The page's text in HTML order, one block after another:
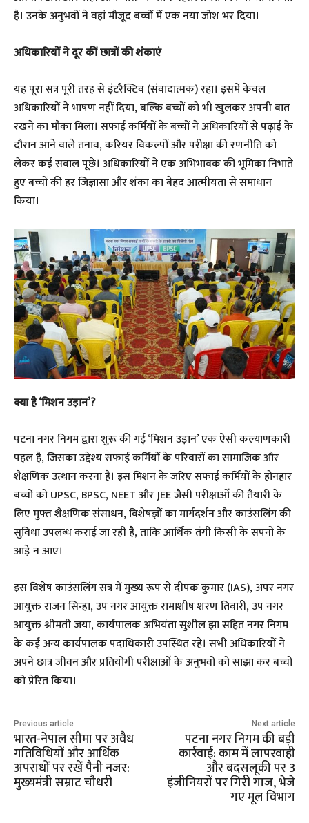
है। उनके अनुभवों ने वहां मौजूद बच्चों में एक नया जोश भर दिया।
अधिकारियों ने दूर कीं छात्रों की शंकाएं
यह पूरा सत्र पूरी तरह से इंटरैक्टिव (संवादात्मक) रहा। इसमें केवल
अधिकारियों ने भाषण नहीं दिया, बल्कि बच्चों को भी खुलकर अपनी बात
रखने का मौका मिला। सफाई कर्मियों के बच्चों ने अधिकारियों से पढ़ाई के
दौरान आने वाले तनाव, करियर विकल्पों और परीक्षा की रणनीति को
लेकर कई सवाल पूछे। अधिकारियों ने एक अभिभावक की भूमिका निभाते
हुए बच्चों की हर जिज्ञासा और शंका का बेहद आत्मीयता से समाधान
किया।
क्या है ‘मिशन उड़ान’?
पटना नगर निगम द्वारा शुरू की गई ‘मिशन उड़ान’ एक ऐसी कल्याणकारी
पहल है, जिसका उद्देश्य सफाई कर्मियों के परिवारों का सामाजिक और
शैक्षणिक उत्थान करना है। इस मिशन के जरिए सफाई कर्मियों के होनहार
बच्चों को UPSC, BPSC, NEET और JEE जैसी परीक्षाओं की तैयारी के
लिए मुफ्त शैक्षणिक संसाधन, विशेषज्ञों का मार्गदर्शन और काउंसलिंग की
सुविधा उपलब्ध कराई जा रही है, ताकि आर्थिक तंगी किसी के सपनों के
आड़े न आए।
इस विशेष काउंसलिंग सत्र में मुख्य रूप से दीपक कुमार (IAS), अपर नगर
आयुक्त राजन सिन्हा, उप नगर आयुक्त रामाशीष शरण तिवारी, उप नगर
आयुक्त श्रीमती जया, कार्यपालक अभियंता सुशील झा सहित नगर निगम
के कई अन्य कार्यपालक पदाधिकारी उपस्थित रहे। सभी अधिकारियों ने
अपने छात्र जीवन और प्रतियोगी परीक्षाओं के अनुभवों को साझा कर बच्चों
को प्रेरित किया।
Previous article
भारत-नेपाल सीमा पर अवैध
गतिविधियों और आर्थिक
अपराधों पर रखें पैनी नजर:
मुख्यमंत्री सम्राट चौधरी
Next article
पटना नगर निगम की बड़ी
कार्रवाई: काम में लापरवाही
और बदसलूकी पर 3
इंजीनियरों पर गिरी गाज, भेजे
गए मूल विभाग